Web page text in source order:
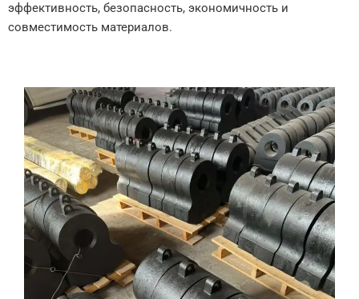
эффективность, безопасность, экономичность и
совместимость материалов.